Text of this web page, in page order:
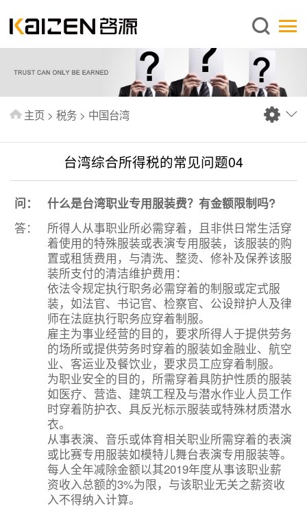
简体中文
关于启源
服务范围
出版刊物
常见问题
联系我们
主页 > 税务 > 中国台湾
台湾综合所得税的常见问题04
问：
什么是台湾职业专用服装费？有金额限制吗?
答：
所得人从事职业所必需穿着，且非供日常生活穿
着使用的特殊服装或表演专用服装，该服装的购
置或租赁费用，与清洗、整烫、修补及保养该服
装所支付的清洁维护费用：
依法令规定执行职务必需穿着的制服或定式服
装，如法官、书记官、检察官、公设辩护人及律
师在法庭执行职务应穿着制服。
雇主为事业经营的目的，要求所得人于提供劳务
的场所或提供劳务时穿着的服装如金融业、航空
业、客运业及餐饮业，要求员工应穿着制服。
为职业安全的目的，所需穿着具防护性质的服装
如医疗、营造、建筑工程及与潜水作业人员工作
时穿着防护衣、具反光标示服装或特殊材质潜水
衣。
从事表演、音乐或体育相关职业所需穿着的表演
或比赛专用服装如模特儿舞台表演专用服装等。
每人全年减除金额以其2019年度从事该职业薪
资收入总额的3%为限，与该职业无关之薪资收
入不得纳入计算。